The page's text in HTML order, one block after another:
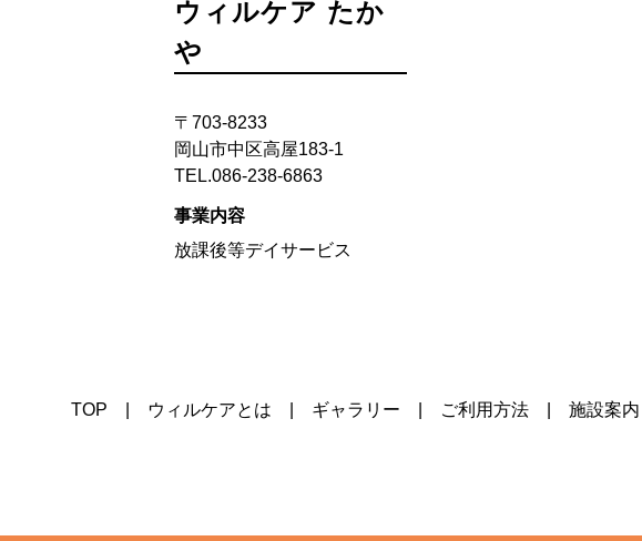
ウィルケア たか
や
〒703-8233
岡山市中区高屋183-1
TEL.086-238-6863
事業内容
放課後等デイサービス
TOP ウィルケアとは ギャラリー ご利用方法 施設案内